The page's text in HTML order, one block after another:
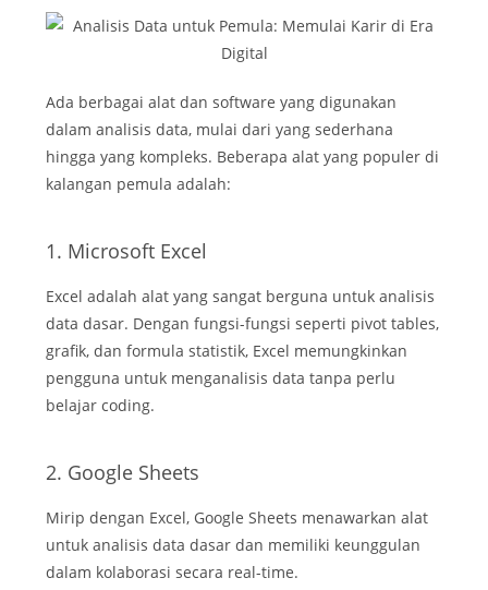
Ada berbagai alat dan software yang digunakan
dalam analisis data, mulai dari yang sederhana
hingga yang kompleks. Beberapa alat yang populer di
kalangan pemula adalah:
1. Microsoft Excel
Excel adalah alat yang sangat berguna untuk analisis
data dasar. Dengan fungsi-fungsi seperti pivot tables,
grafik, dan formula statistik, Excel memungkinkan
pengguna untuk menganalisis data tanpa perlu
belajar coding.
2. Google Sheets
Mirip dengan Excel, Google Sheets menawarkan alat
untuk analisis data dasar dan memiliki keunggulan
dalam kolaborasi secara real-time.